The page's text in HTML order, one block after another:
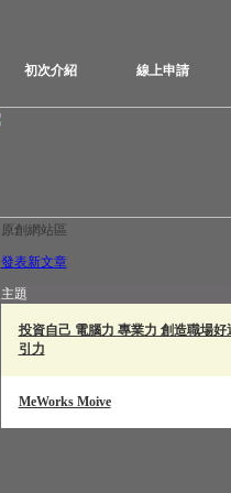
初次介紹 線上申請
原創網站區
發表新文章
主題
投資自己 電腦力 專業力 創造職場好
引力
MeWorks Moive